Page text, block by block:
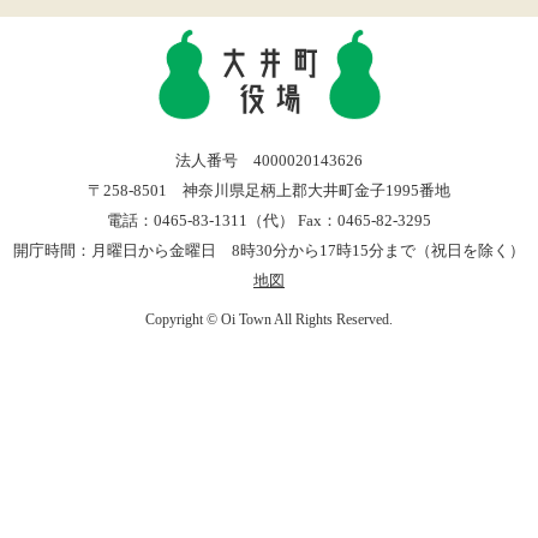
法人番号 4000020143626
〒258-8501 神奈川県足柄上郡大井町金子1995番地
電話：0465-83-1311（代） Fax：0465-82-3295
開庁時間：月曜日から金曜日 8時30分から17時15分まで（祝日を除く）
地図
Copyright © Oi Town All Rights Reserved.